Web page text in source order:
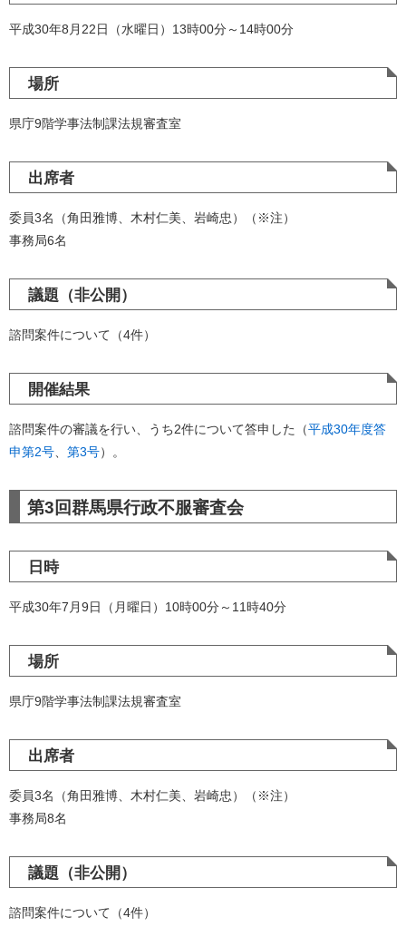
平成30年8月22日（水曜日）13時00分～14時00分
場所
県庁9階学事法制課法規審査室
出席者
委員3名（角田雅博、木村仁美、岩崎忠）（※注）
事務局6名
議題（非公開）
諮問案件について（4件）
開催結果
諮問案件の審議を行い、うち2件について答申した（平成30年度答
申第2号
第3号）。
第3回群馬県行政不服審査会
日時
平成30年7月9日（月曜日）10時00分～11時40分
場所
県庁9階学事法制課法規審査室
出席者
委員3名（角田雅博、木村仁美、岩崎忠）（※注）
事務局8名
議題（非公開）
諮問案件について（4件）